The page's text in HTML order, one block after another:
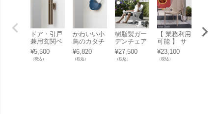
ドア・引戸
兼用玄関ベ
ル 「Timbre
Door Chime
ドアチャイ
¥5,500
（税込）
かわいい小
鳥のカタチ
をした玄関
ベル 「Tim
bre Door Ch
¥6,820
（税込）
樹脂製ガー
デンチェア
「ケター
（KETER）
アルパイン
¥27,500
（税込）
【 業務利用
可能 】 サ
ウナチェア
「 コーリー
アームチェ
¥23,100
（税込）
おし